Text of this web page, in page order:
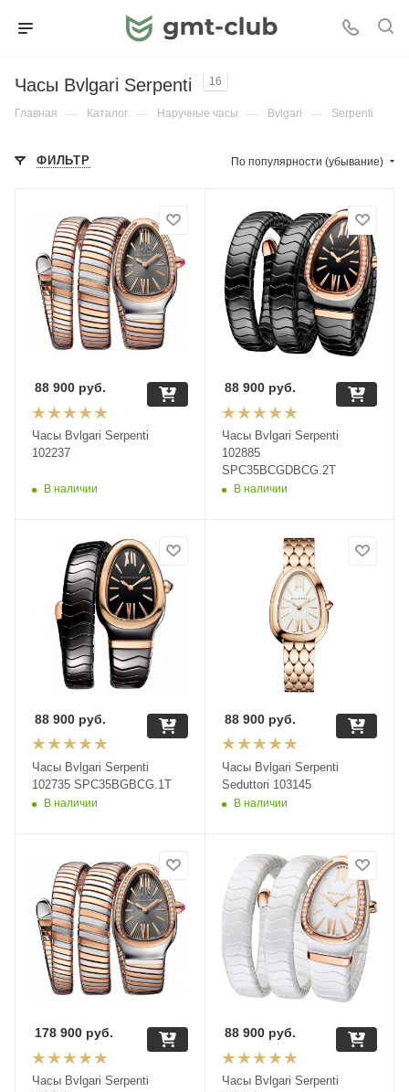
Часы Bvlgari Serpenti 16
Главная — Каталог — Наручные часы — Bvlgari — Serpenti
ФИЛЬТР По популярности (убывание)
Часы Bvlgari Serpenti
102237
В наличии
88 900 руб.
Часы Bvlgari Serpenti
102885
SPC35BCGDBCG.2T
В наличии
88 900руб.
Часы Bvlgari Serpenti
102735 SPC35BGBCG.1T
В наличии
88 900 руб.
Часы Bvlgari Serpenti
Seduttori 103145
В наличии
88 900руб.
Часы Bvlgari Serpenti
178 900 руб.
Часы Bvlgari Serpenti
88 900руб.